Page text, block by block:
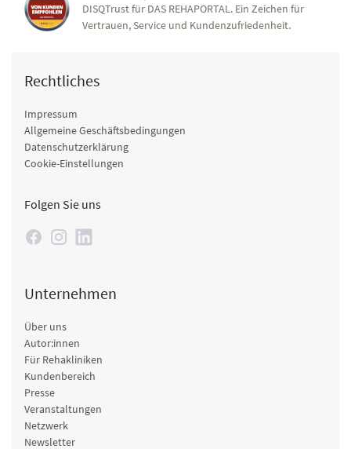
DISQTrust für DAS REHAPORTAL. Ein Zeichen für
Vertrauen, Service und Kundenzufriedenheit.
Rechtliches
Impressum
Allgemeine Geschäftsbedingungen
Datenschutzerklärung
Cookie-Einstellungen
Folgen Sie uns
Unternehmen
Über uns
Autor:innen
Für Rehakliniken
Kundenbereich
Presse
Veranstaltungen
Netzwerk
Newsletter